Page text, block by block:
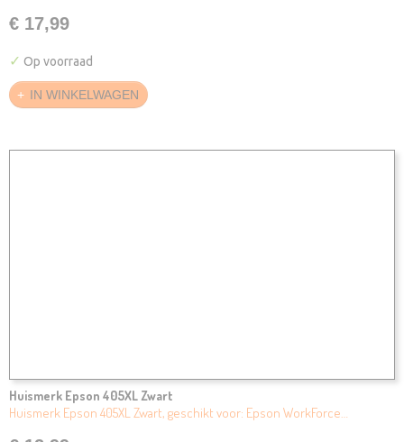
€ 17,99
✓ Op voorraad
IN WINKELWAGEN
Huismerk Epson 405XL Zwart
Huismerk Epson 405XL Zwart, geschikt voor: Epson WorkForce…